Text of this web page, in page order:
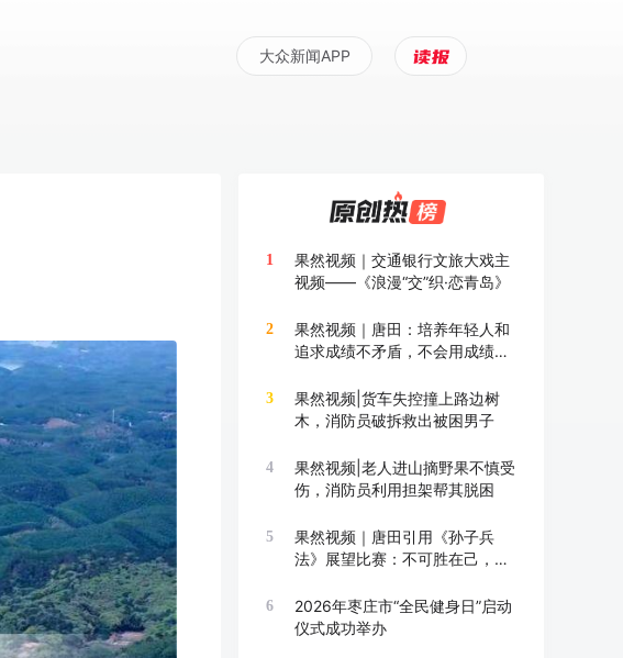
大众新闻APP
1
果然视频｜交通银行文旅大戏主
视频——《浪漫“交”织·恋青岛》
2
果然视频｜唐田：培养年轻人和
追求成绩不矛盾，不会用成绩换
3
果然视频|货车失控撞上路边树
木，消防员破拆救出被困男子
4
果然视频|老人进山摘野果不慎受
伤，消防员利用担架帮其脱困
5
果然视频｜唐田引用《孙子兵
法》展望比赛：不可胜在己，可
6
2026年枣庄市“全民健身日”启动
仪式成功举办